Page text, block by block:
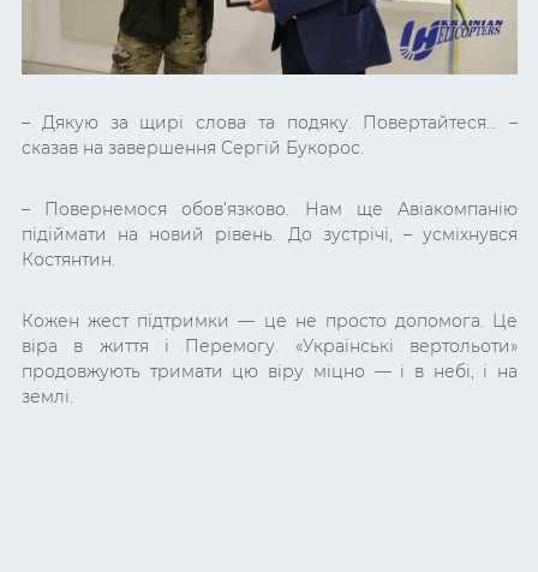
– Дякую за щирі слова та подяку. Повертайтеся… –
сказав на завершення Сергій Букорос.
– Повернемося обов’язково. Нам ще Авіакомпанію
підіймати на новий рівень. До зустрічі, – усміхнувся
Костянтин.
Кожен жест підтримки — це не просто допомога. Це
віра в життя і Перемогу. «Українські вертольоти»
продовжують тримати цю віру міцно — і в небі, і на
землі.